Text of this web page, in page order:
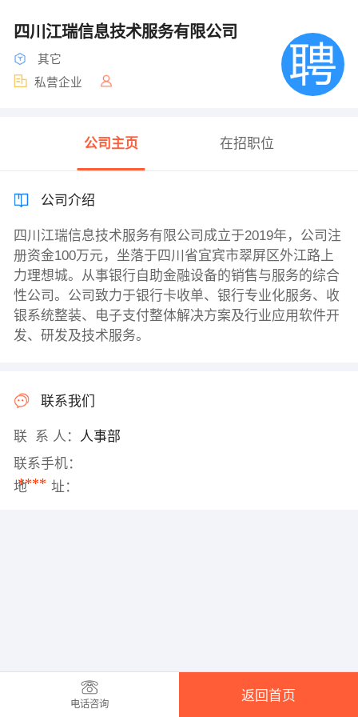
四川江瑞信息技术服务有限公司
其它
私营企业
公司主页 在招职位
公司介绍
四川江瑞信息技术服务有限公司成立于2019年，公司注
册资金100万元，坐落于四川省宜宾市翠屏区外江路上
力理想城。从事银行自助金融设备的销售与服务的综合
性公司。公司致力于银行卡收单、银行专业化服务、收
银系统整装、电子支付整体解决方案及行业应用软件开
发、研发及技术服务。
联系我们
联 系 人： 人事部
联系手机：
****
地 址：
电话咨询
返回首页